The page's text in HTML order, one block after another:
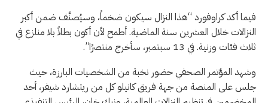
فيما أكد كراوفورد “هذا النزال سيكون ضخماً، وسيُصنَّف ضمن أكبر
النزالات خلال العشرين سنة الماضية. أطمح لأن أكون بطلاً بلا منازع في
ثلاث فئات وزنية. في 13 سبتمبر، سأخرج منتصرًا”.
وشهد المؤتمر الصحفي حضور نخبة من الشخصيات البارزة، حيث
جلس على المنصة من جهة فريق كانيلو كل من ريتشارد شيفر، أحد